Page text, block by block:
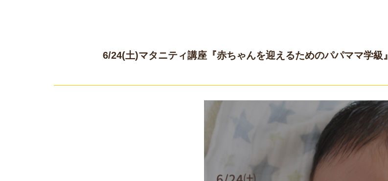
6/24(土)マタニティ講座『赤ちゃんを迎えるためのパパママ学級』